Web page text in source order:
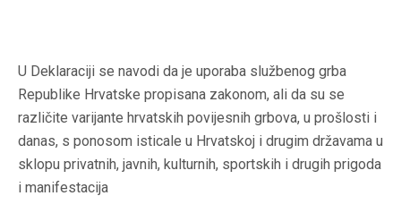
U Deklaraciji se navodi da je uporaba službenog grba
Republike Hrvatske propisana zakonom, ali da su se
različite varijante hrvatskih povijesnih grbova, u prošlosti i
danas, s ponosom isticale u Hrvatskoj i drugim državama u
sklopu privatnih, javnih, kulturnih, sportskih i drugih prigoda
i manifestacija